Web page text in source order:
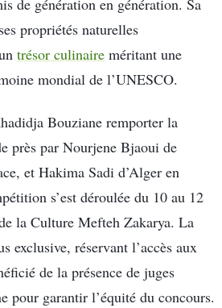
de génération en génération. Sa
propriétés naturelles
trésor culinaire méritant une
mondial de l’UNESCO.
Bouziane remporter la
près par Nourjene Bjaoui de
et Hakima Sadi d’Alger en
s’est déroulée du 10 au 12
la Culture Mefteh Zakarya. La
exclusive, réservant l’accès aux
de la présence de juges
pour garantir l’équité du concours.